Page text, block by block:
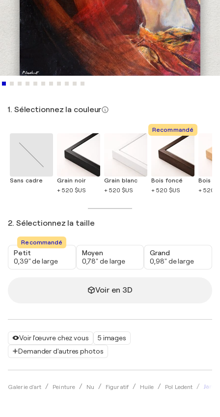
Voir l'œuvre chez vous
5 images
Demander d'autres photos
Galerie d'art Peinture Nu Figuratif Huile Pol Ledent Janet
1. Sélectionnez la couleur
Sans cadre
Grain noir
+ 520 $US
Grain blanc
+ 520 $US
Recommandé
Bois foncé
+ 520 $US
Bois
+ 520
2. Sélectionnez la taille
Recommandé
Petit
0,39" de large
Moyen
0,78" de large
Grand
0,98" de large
Voir en 3D